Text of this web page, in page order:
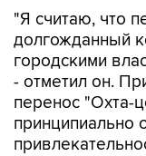
"Я считаю, что
долгожданный
городскими
- отметил он.
перенос "Охта-
принципиально